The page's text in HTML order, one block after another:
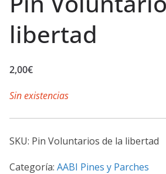
libertad
2,00€
Sin existencias
SKU: Pin Voluntarios de la libertad
Categoría: AABI Pines y Parches